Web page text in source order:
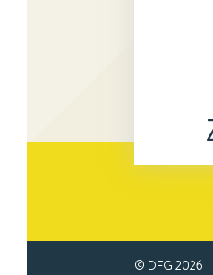
© DFG 2026